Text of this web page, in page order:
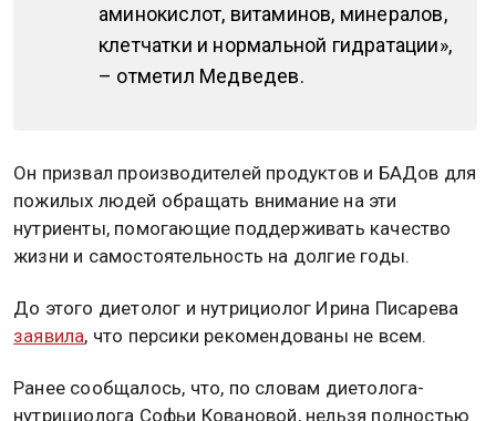
аминокислот, витаминов, минералов,
клетчатки и нормальной гидратации»,
– отметил Медведев.
Он призвал производителей продуктов и БАДов для
пожилых людей обращать внимание на эти
нутриенты, помогающие поддерживать качество
жизни и самостоятельность на долгие годы.
До этого диетолог и нутрициолог Ирина Писарева
заявила, что персики рекомендованы не всем.
Ранее сообщалось, что, по словам диетолога-
нутрициолога Софьи Ковановой, нельзя полностью